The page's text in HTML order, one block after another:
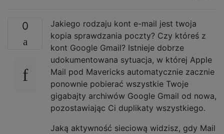
0
Jakiego rodzaju kont e-mail jest twoja
kopia sprawdzania poczty? Czy któreś z
kont Google Gmail? Istnieje dobrze
udokumentowana sytuacja, w której Apple
Mail pod Mavericks automatycznie zacznie
ponownie pobierać wszystkie Twoje
gigabajty archiwów Google Gmail od nowa,
pozostawiając Ci duplikaty wszystkiego.
Jaką aktywność sieciową widzisz, gdy Mail